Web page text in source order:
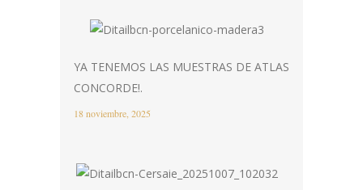
YA TENEMOS LAS MUESTRAS DE ATLAS
CONCORDE!.
18 noviembre, 2025